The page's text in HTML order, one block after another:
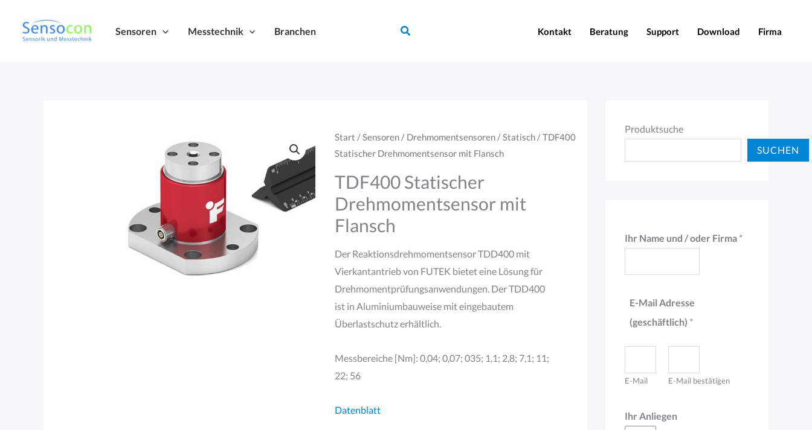
Inhalt
springen
Sensoren Messtechnik Branchen Suchen Kontakt Beratung Support Download Firma
Start /Sensoren/ Drehmomentsensoren/Statisch/ TDF400
Statischer Drehmomentsensor mit Flansch
TDF400 Statischer
Drehmomentsensor mit
Flansch
Der Reaktionsdrehmomentsensor TDD400 mit
Vierkantantrieb von FUTEK bietet eine Lösung für
Drehmomentprüfungsanwendungen. Der TDD400
ist in Aluminiumbauweise mit eingebautem
Überlastschutz erhältlich.
Messbereiche [Nm]: 0,04; 0,07; 035; 1,1; 2,8; 7,1; 11;
22; 56
Datenblatt
Produktsuche
SUCHEN
d
e
E
M
Ihr Name und / oder Firma *
E-Mail Adresse
(geschäftlich) *
E-Mail E-Mail bestätigen
Ihr Anliegen